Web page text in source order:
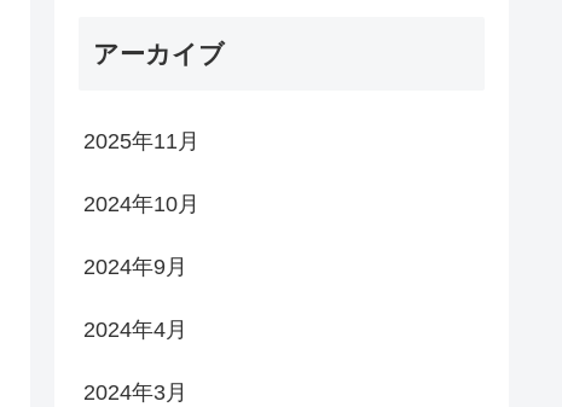
アーカイブ
2025年11月
2024年10月
2024年9月
2024年4月
2024年3月